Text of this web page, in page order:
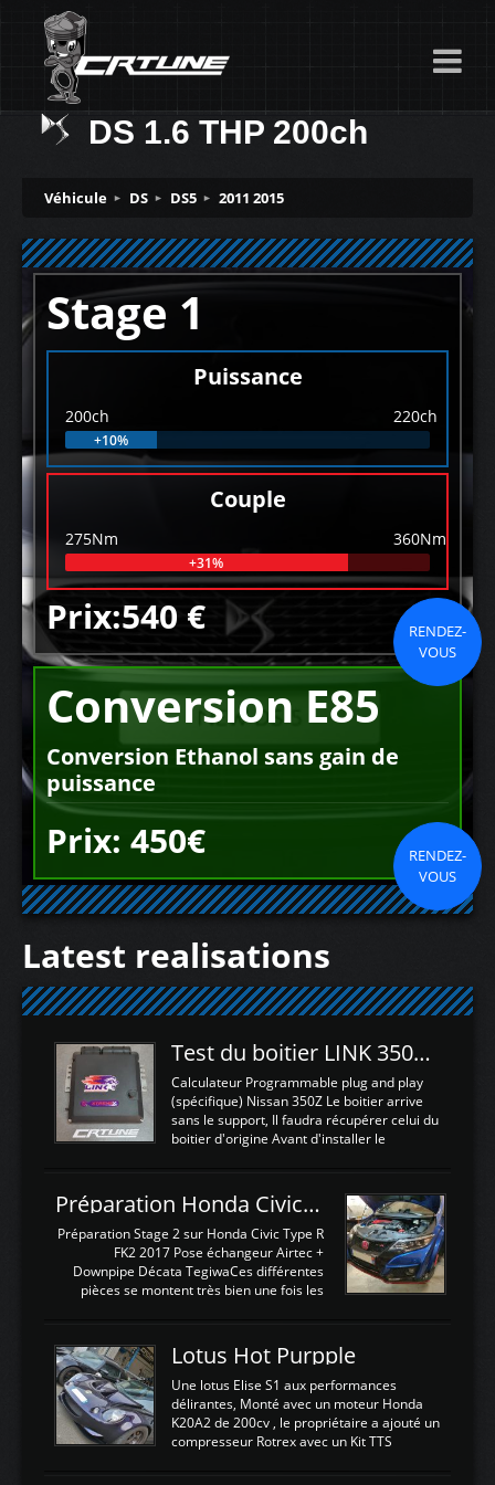
DS 1.6 THP 200ch
Véhicule DS DS5 2011 2015
Stage 1
Puissance
200ch 220ch
+10%
Couple
275Nm 360Nm
+31%
Prix:540 €
RENDEZ-
VOUS
Conversion E85
Conversion Ethanol sans gain de
puissance
Prix: 450€
RENDEZ-
VOUS
Latest realisations
Test du boitier LINK 350Z Plugin ECU
Calculateur Programmable plug and play
(spécifique) Nissan 350Z Le boitier arrive
sans le support, Il faudra récupérer celui du
boitier d'origine Avant d'installer le
d'envoyer l'information de la large bande
dans le boitier. sydney sweeney deepfake
La sortie 0-5V de l'afr sera connectée sur
l'entrée AN Volt 8 et GndAN pour
Analogique, et Volt car l'information est une
tension (Pas une résistance variable d'un
est temps de brancher le ...
Préparation Honda Civic Type R FK2
Préparation Stage 2 sur Honda Civic Type R
FK2 2017 Pose échangeur Airtec +
Downpipe Décata TegiwaCes différentes
pièces se montent très bien une fois les
légere découpe du plastique inferieur,
negénant en rien la structure ou le
fonctionnement du fond plat. Une
reprogrammation Stage 2 est faite sur le
calculateur d'origine. Une alternative
économique au passage sur Hondata
d'origine 310cv et 400Nn , Une fois
Lotus Hot Purpple
Une lotus Elise S1 aux performances
délirantes, Monté avec un moteur Honda
K20A2 de 200cv , le propriétaire a ajouté un
compresseur Rotrex avec un Kit TTS